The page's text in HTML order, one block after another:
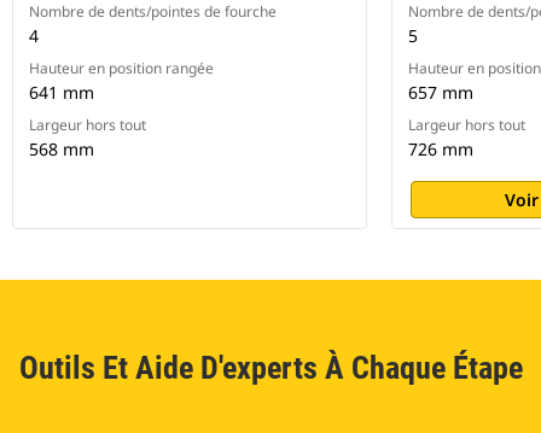
Nombre de dents/pointes de fourche
4
Hauteur en position rangée
641 mm
Largeur hors tout
568 mm
Nombre de dents/
5
Hauteur en
657 mm
Largeur hors tout
726 mm
Outils Et Aide D'experts À Chaque Étape